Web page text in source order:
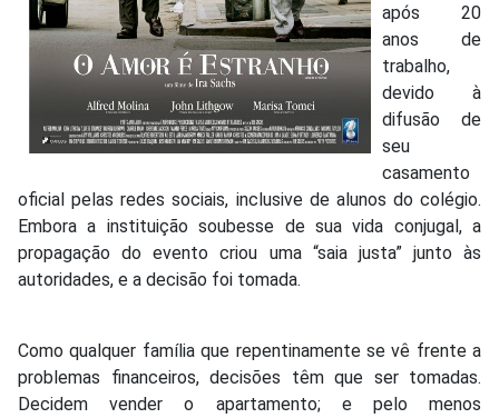
após 20
anos de
trabalho,
devido à
difusão de
seu
casamento
oficial pelas redes sociais, inclusive de alunos do colégio.
Embora a instituição soubesse de sua vida conjugal, a
propagação do evento criou uma “saia justa” junto às
autoridades, e a decisão foi tomada.
Como qualquer família que repentinamente se vê frente a
problemas financeiros, decisões têm que ser tomadas.
Decidem vender o apartamento; e pelo menos